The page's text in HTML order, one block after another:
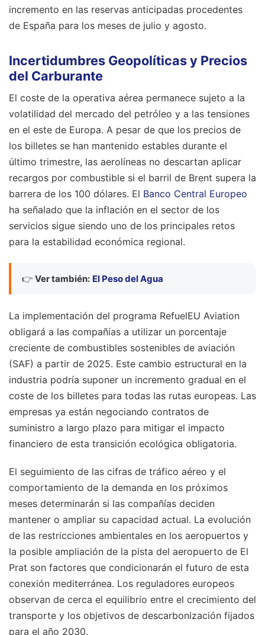
incremento en las reservas anticipadas procedentes
de España para los meses de julio y agosto.
Incertidumbres Geopolíticas y Precios
del Carburante
El coste de la operativa aérea permanece sujeto a la
volatilidad del mercado del petróleo y a las tensiones
en el este de Europa. A pesar de que los precios de
los billetes se han mantenido estables durante el
último trimestre, las aerolíneas no descartan aplicar
recargos por combustible si el barril de Brent supera la
barrera de los 100 dólares. El Banco Central Europeo
ha señalado que la inflación en el sector de los
servicios sigue siendo uno de los principales retos
para la estabilidad económica regional.
👉 Ver también: El Peso del Agua
La implementación del programa RefuelEU Aviation
obligará a las compañías a utilizar un porcentaje
creciente de combustibles sostenibles de aviación
(SAF) a partir de 2025. Este cambio estructural en la
industria podría suponer un incremento gradual en el
coste de los billetes para todas las rutas europeas. Las
empresas ya están negociando contratos de
suministro a largo plazo para mitigar el impacto
financiero de esta transición ecológica obligatoria.
El seguimiento de las cifras de tráfico aéreo y el
comportamiento de la demanda en los próximos
meses determinarán si las compañías deciden
mantener o ampliar su capacidad actual. La evolución
de las restricciones ambientales en los aeropuertos y
la posible ampliación de la pista del aeropuerto de El
Prat son factores que condicionarán el futuro de esta
conexión mediterránea. Los reguladores europeos
observan de cerca el equilibrio entre el crecimiento del
transporte y los objetivos de descarbonización fijados
para el año 2030.